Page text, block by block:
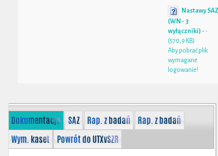
Nastawy SAZ
(WN - 3
wyłączniki) - -
(570,9 KB)
Aby pobrać plik
wymagane
logowanie!
Dokumentacja SAZ Rap. z badań
Rap. z badań
Wym. kaset
Powrót do UTXvSZR